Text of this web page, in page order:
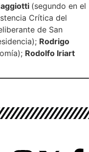
(segundo en el
Crítica del
de San
Rodrigo
Rodolfo Iriart